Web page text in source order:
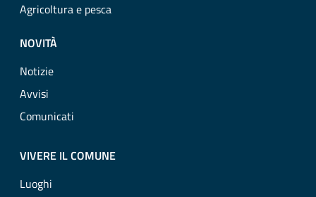
Agricoltura e pesca
NOVITÀ
Notizie
Avvisi
Comunicati
VIVERE IL COMUNE
Luoghi